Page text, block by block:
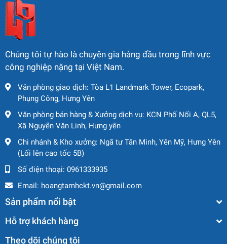
Chúng tôi tự hào là chuyên gia hàng đầu trong lĩnh vực
công nghiệp nặng tại Việt Nam.
Văn phòng giao dịch: Tòa L1 Landmark Tower, Ecopark,
Phụng Công, Hưng Yên
Văn phòng bán hàng & Xưởng dịch vụ: KCN Phố Nối A, QL5,
Xã Nguyễn Văn Linh, Hưng yên
Chi nhánh & Kho xưởng: Ngã tư Tân Minh, Yên Mỹ, Hưng Yên
(Lối lên cao tốc 5B)
Số điện thoại: 0961333935
Email: hoangtamhckt.vn@gmail.com
Sản phẩm nổi bật
Hỗ trợ khách hàng
Theo dõi chúng tôi